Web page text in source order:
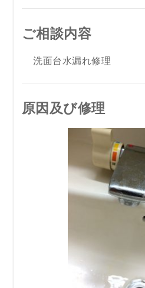
ご相談内容
洗面台水漏れ修理
原因及び修理